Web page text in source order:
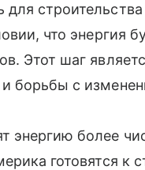
что энергия
Этот шаг
борьбы с
более
готовятся к